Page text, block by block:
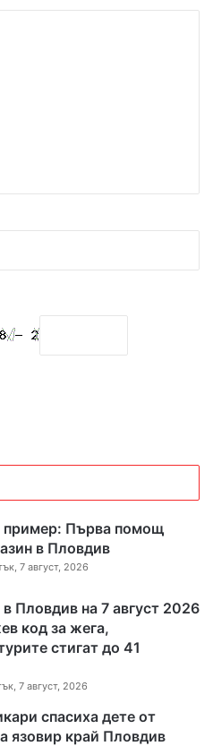
пример: Първа помощ
в Пловдив
7 август, 2026
Пловдив на 7 август 2026
код за жега,
стигат до 41
7 август, 2026
спасиха дете от
язовир край Пловдив